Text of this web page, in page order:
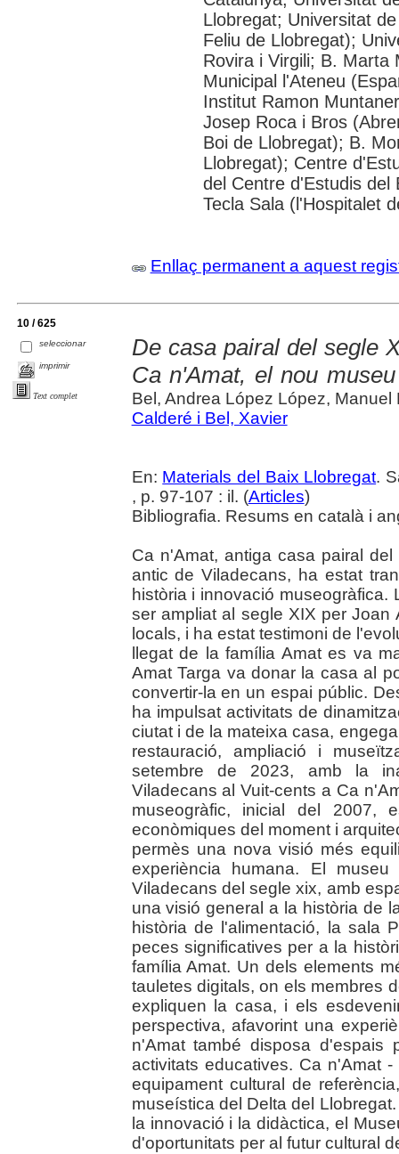
Llobregat; Universitat
Feliu de Llobregat);
Rovira i Virgili; B. Marta
Municipal l'Ateneu
Institut Ramon
Josep Roca i Bros
Boi de Llobregat); B.
Llobregat); Centre
del Centre d'Estudis del
Tecla Sala (l'Hospitalet
Enllaç permanent a aquest
10 / 625
seleccionar
imprimir
Text complet
De casa pairal del segle
Ca n'Amat, el nou
Bel, Andrea López López, Manuel
Calderé i Bel, Xavier
En: Materials del Baix Llobregat.
, p. 97-107 : il. (Articles)
Bibliografia. Resums en català i
Ca n'Amat, antiga casa pairal
antic de Viladecans, ha estat
història i innovació
ser ampliat al segle XIX per
locals, i ha estat testimoni de
llegat de la família Amat es va
Amat Targa va donar la casa al
convertir-la en un espai públic.
ha impulsat activitats de
ciutat i de la mateixa casa,
restauració, ampliació i
setembre de 2023, amb la
Viladecans al Vuit-cents a Ca
museogràfic, inicial del 2007,
econòmiques del moment i
permès una nova visió més
experiència humana. El
Viladecans del segle xix, amb
una visió general a la història de
història de l'alimentació, la sala
peces significatives per a la
família Amat. Un dels elements
tauletes digitals, on els membres
expliquen la casa, i els
perspectiva, afavorint una
n'Amat també disposa d'espais
activitats educatives. Ca n'Amat
equipament cultural de
museística del Delta del
la innovació i la didàctica, el
d'oportunitats per al futur cultural